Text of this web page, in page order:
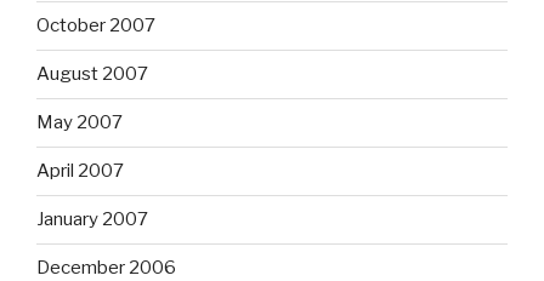
October 2007
August 2007
May 2007
April 2007
January 2007
December 2006